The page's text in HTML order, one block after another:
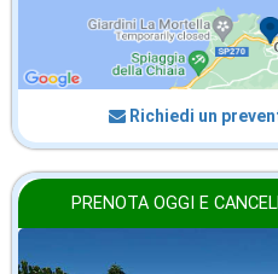
Richiedi un
PRENOTA OGGI E